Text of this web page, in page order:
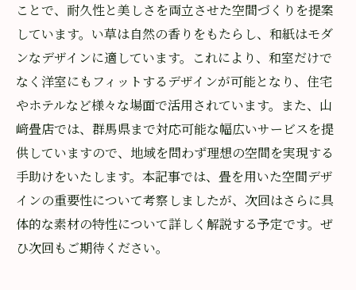
ことで、耐久性と美しさを両立させた空間づくりを提案
しています。い草は自然の香りをもたらし、和紙はモダ
ンなデザインに適しています。これにより、和室だけで
なく洋室にもフィットするデザインが可能となり、住宅
やホテルなど様々な場面で活用されています。また、山
﨑畳店では、群馬県まで対応可能な幅広いサービスを提
供していますので、地域を問わず理想の空間を実現する
手助けをいたします。本記事では、畳を用いた空間デザ
インの重要性について考察しましたが、次回はさらに具
体的な素材の特性について詳しく解説する予定です。ぜ
ひ次回もご期待ください。